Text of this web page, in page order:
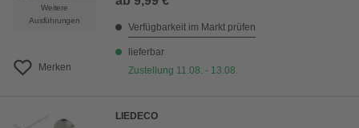
Weitere
Ausführungen
Merken
Verfügbarkeit im Markt prüfen
lieferbar
Zustellung 11.08. - 13.08.
LIEDECO